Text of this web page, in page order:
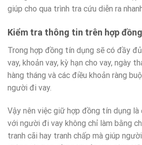
giúp cho qua trình tra cứu diễn ra
Kiểm tra thông tin trên hợp
Trong hợp đồng tín dụng sẽ có đầy
vay, khoản vay, kỳ hạn cho vay, ngày
hàng tháng và các điều khoản ràng
người đi vay.
Vậy nên việc giữ hợp đồng tín dụng
với người đi vay không chỉ làm bằng
tranh cãi hay tranh chấp mà giúp